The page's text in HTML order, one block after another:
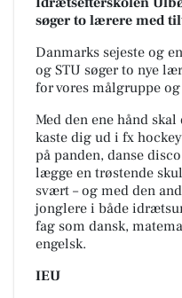
søger to lærere med
Danmarks sejeste og
og STU søger to nye
for vores målgruppe
Med den ene hånd
kaste dig ud i fx
på panden, danse
lægge en trøstende
svært – og med den
jonglere i både
fag som dansk,
engelsk.
IEU